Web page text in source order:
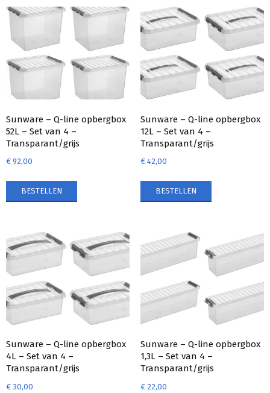
Sunware – Q-line opbergbox
52L – Set van 4 –
Transparant/grijs
€ 92,00
BESTELLEN
Sunware – Q-line opbergbox
12L – Set van 4 –
Transparant/grijs
€42,00
BESTELLEN
Sunware – Q-line opbergbox
4L – Set van 4 –
Transparant/grijs
€ 30,00
Sunware – Q-line opbergbox
1,3L – Set van 4 –
Transparant/grijs
€22,00